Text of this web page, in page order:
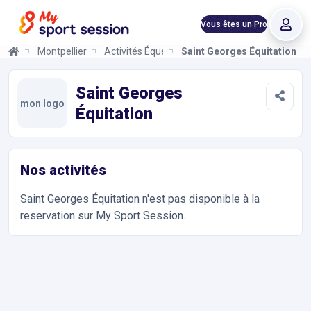
Vous êtes un Pro
Montpellier Activités ÉquestresSaint Georges Équitation
mon logo
Saint Georges
Équitation
Nos activités
Saint Georges Équitation n'est pas disponible à la
reservation sur My Sport Session.